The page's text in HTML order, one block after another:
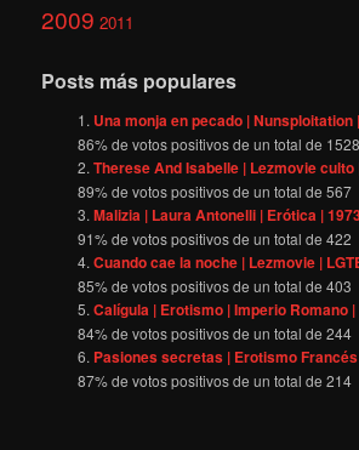
2009 2011
Posts más populares
Una monja en pecado | Nunsploitation
86% de votos positivos de un total de 1528
Therese And Isabelle | Lezmovie culto
89% de votos positivos de un total de567
Malizia | Laura Antonelli | Erótica |
91% de votos positivos de un total de422
Cuando cae la noche | Lezmovie |
85% de votos positivos de un total de403
Calígula | Erotismo | Imperio Romano |
84% de votos positivos de un total de244
Pasiones secretas | Erotismo
87% de votos positivos de un total de214